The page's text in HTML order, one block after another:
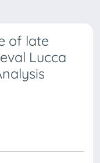
of late
Lucca